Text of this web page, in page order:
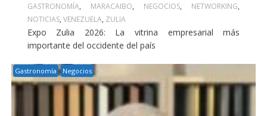
GASTRONOMÍA, MARACAIBO, NEGOCIOS, NETWORKING,
NOTICIAS, VENEZUELA, ZULIA
Expo Zulia 2026: La vitrina empresarial más
importante del occidente del país
Gastronomía Negocios